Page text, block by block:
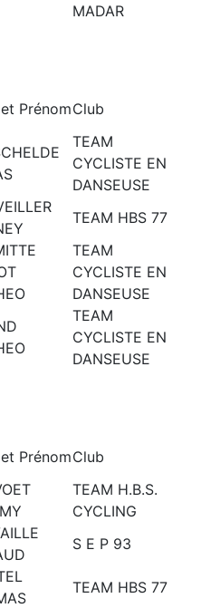
MADAR
PrénomClub
TEAM
CYCLISTE EN
DANSEUSE
TEAM HBS 77
TEAM
CYCLISTE EN
DANSEUSE
TEAM
CYCLISTE EN
DANSEUSE
PrénomClub
TEAM H.B.S.
CYCLING
S E P 93
TEAM HBS 77